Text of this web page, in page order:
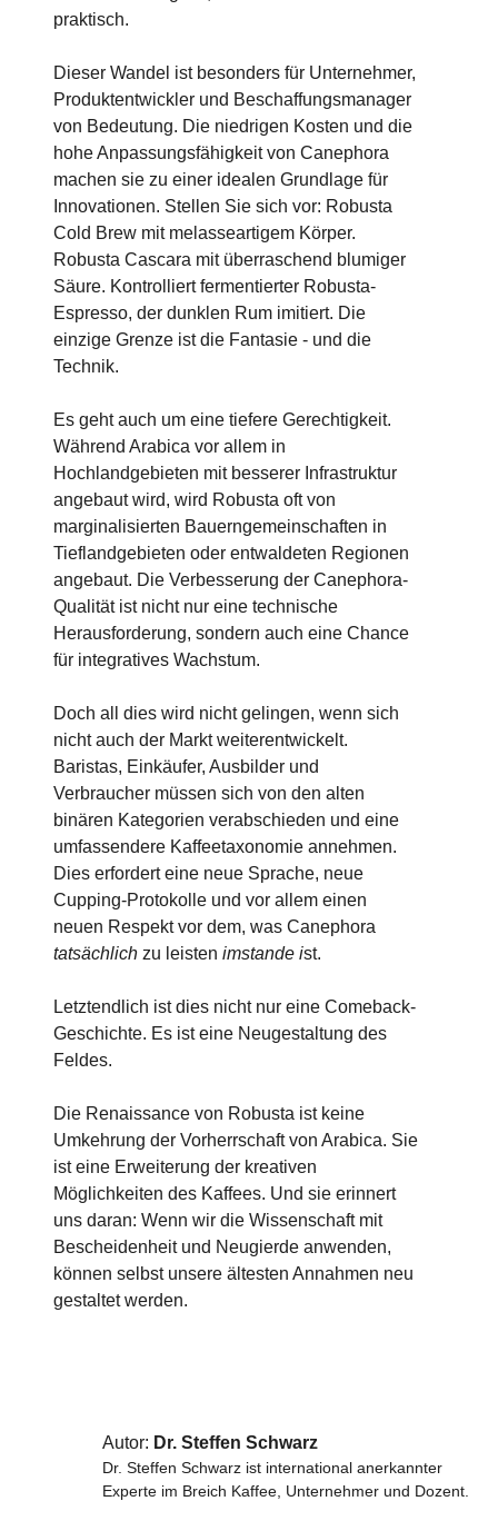
praktisch.
Dieser Wandel ist besonders für Unternehmer,
Produktentwickler und Beschaffungsmanager
von Bedeutung. Die niedrigen Kosten und die
hohe Anpassungsfähigkeit von Canephora
machen sie zu einer idealen Grundlage für
Innovationen. Stellen Sie sich vor: Robusta
Cold Brew mit melasseartigem Körper.
Robusta Cascara mit überraschend blumiger
Säure. Kontrolliert fermentierter Robusta-
Espresso, der dunklen Rum imitiert. Die
einzige Grenze ist die Fantasie - und die
Technik.
Es geht auch um eine tiefere Gerechtigkeit.
Während Arabica vor allem in
Hochlandgebieten mit besserer Infrastruktur
angebaut wird, wird Robusta oft von
marginalisierten Bauerngemeinschaften in
Tieflandgebieten oder entwaldeten Regionen
angebaut. Die Verbesserung der Canephora-
Qualität ist nicht nur eine technische
Herausforderung, sondern auch eine Chance
für integratives Wachstum.
Doch all dies wird nicht gelingen, wenn sich
nicht auch der Markt weiterentwickelt.
Baristas, Einkäufer, Ausbilder und
Verbraucher müssen sich von den alten
binären Kategorien verabschieden und eine
umfassendere Kaffeetaxonomie annehmen.
Dies erfordert eine neue Sprache, neue
Cupping-Protokolle und vor allem einen
neuen Respekt vor dem, was Canephora
tatsächlich zu leisten imstande ist.
Letztendlich ist dies nicht nur eine Comeback-
Geschichte. Es ist eine Neugestaltung des
Feldes.
Die Renaissance von Robusta ist keine
Umkehrung der Vorherrschaft von Arabica. Sie
ist eine Erweiterung der kreativen
Möglichkeiten des Kaffees. Und sie erinnert
uns daran: Wenn wir die Wissenschaft mit
Bescheidenheit und Neugierde anwenden,
können selbst unsere ältesten Annahmen neu
gestaltet werden.
Autor: Dr. Steffen Schwarz
Dr. Steffen Schwarz ist international anerkannter
Experte im Breich Kaffee, Unternehmer und Dozent.